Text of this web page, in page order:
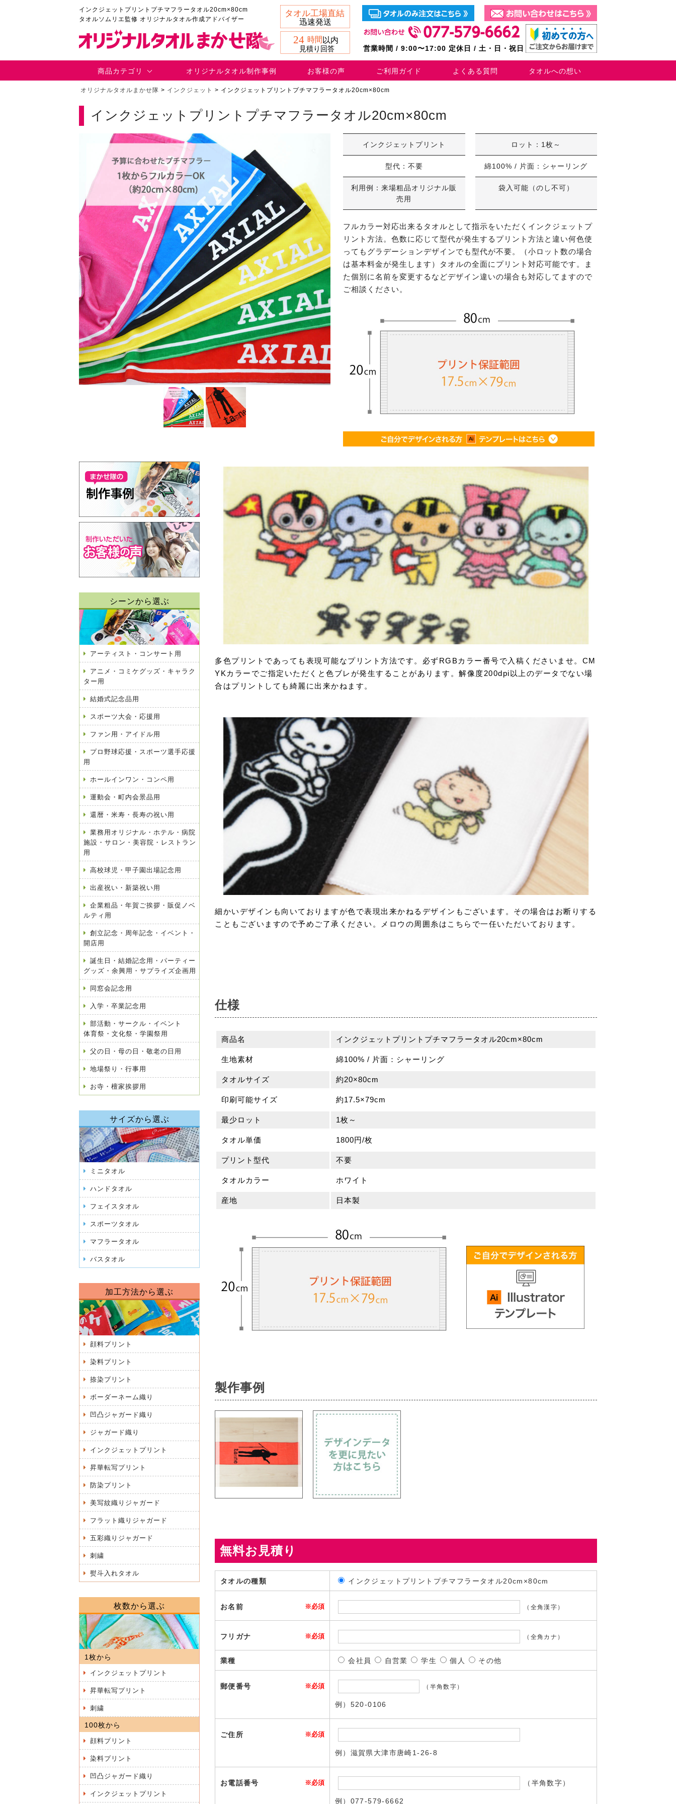
インクジェットプリントプチマフラータオル20cm×80cm
タオルソムリエ監修 オリジナルタオル作成アドバイザー
営業時間 / 9:00〜17:00 定休日 / 土・日・祝日
商品カテゴリ オリジナルタオル制作事例 お客様の声 ご利用ガイド よくある質問 タオルへの想い
オリジナルタオルまかせ隊 > インクジェット > インクジェットプリントプチマフラータオル20cm×80cm
インクジェットプリントプチマフラータオル20cm×80cm
インクジェットプリント ロット：1枚～
型代：不要 綿100% / 片面：シャーリング
利用例：来場粗品オリジナル販
売用
袋入可能（のし不可）
フルカラー対応出来るタオルとして指示をいただくインクジェットプ
リント方法。色数に応じて型代が発生するプリント方法と違い何色使
ってもグラデーションデザインでも型代が不要。（小ロット数の場合
は基本料金が発生します）タオルの全面にプリント対応可能です。ま
た個別に名前を変更するなどデザイン違いの場合も対応してますので
ご相談ください。
シーンから選ぶ
アーティスト・コンサート用
アニメ・コミケグッズ・キャラク
ター用
結婚式記念品用
スポーツ大会・応援用
ファン用・アイドル用
プロ野球応援・スポーツ選手応援
用
ホールインワン・コンペ用
運動会・町内会景品用
還暦・米寿・長寿の祝い用
業務用オリジナル・ホテル・病院
施設・サロン・美容院・レストラン
用
高校球児・甲子園出場記念用
出産祝い・新築祝い用
企業粗品・年賀ご挨拶・販促ノベ
ルティ用
創立記念・周年記念・イベント・
開店用
誕生日・結婚記念用・パーティー
グッズ・余興用・サプライズ企画用
同窓会記念用
入学・卒業記念用
部活動・サークル・イベント
体育祭・文化祭・学園祭用
父の日・母の日・敬老の日用
地場祭り・行事用
お寺・檀家挨拶用
サイズから選ぶ
ミニタオル
ハンドタオル
フェイスタオル
スポーツタオル
マフラータオル
バスタオル
加工方法から選ぶ
顔料プリント
染料プリント
捺染プリント
ボーダーネーム織り
凹凸ジャガード織り
ジャガード織り
インクジェットプリント
昇華転写プリント
防染プリント
美写紋織りジャガード
フラット織りジャガード
五彩織りジャガード
刺繍
熨斗入れタオル
枚数から選ぶ
1枚から
インクジェットプリント
昇華転写プリント
刺繍
100枚から
顔料プリント
染料プリント
凹凸ジャガード織り
インクジェットプリント
多色プリントであっても表現可能なプリント方法です。必ずRGBカラー番号で入稿くださいませ。CM
YKカラーでご指定いただくと色ブレが発生することがあります。解像度200dpi以上のデータでない場
合はプリントしても綺麗に出来かねます。
細かいデザインも向いておりますが色で表現出来かねるデザインもございます。その場合はお断りする
こともございますので予めご了承ください。メロウの周囲糸はこちらで一任いただいております。
仕様
商品名 インクジェットプリントプチマフラータオル20cm×80cm
生地素材 綿100% / 片面：シャーリング
タオルサイズ 約20×80cm
印刷可能サイズ 約17.5×79cm
最少ロット 1枚～
タオル単価 1800円/枚
プリント型代 不要
タオルカラー ホワイト
産地 日本製
製作事例
無料お見積り
タオルの種類 インクジェットプリントプチマフラータオル20cm×80cm
お名前 ※必須 （全角漢字）
フリガナ ※必須 （全角カナ）
業種 会社員 自営業 学生 個人 その他
郵便番号 ※必須 （半角数字）
例）520-0106
ご住所 ※必須
例）滋賀県大津市唐崎1-26-8
お電話番号 ※必須 （半角数字）
例）077-579-6662